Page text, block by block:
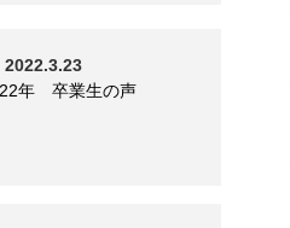
2022.3.23
年 卒業生の声